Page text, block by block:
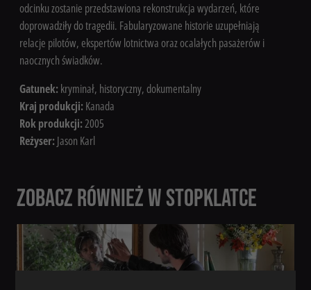
odcinku zostanie przedstawiona rekonstrukcja wydarzeń, które
doprowadziły do tragedii. Fabularyzowane historie uzupełniają
relacje pilotów, ekspertów lotnictwa oraz ocalałych pasażerów i
naocznych świadków.
Gatunek: kryminał, historyczny, dokumentalny
Kraj produkcji: Kanada
Rok produkcji:2005
Reżyser: Jason Karl
ZOBACZ RÓWNIEŻ W STOPKLATCE